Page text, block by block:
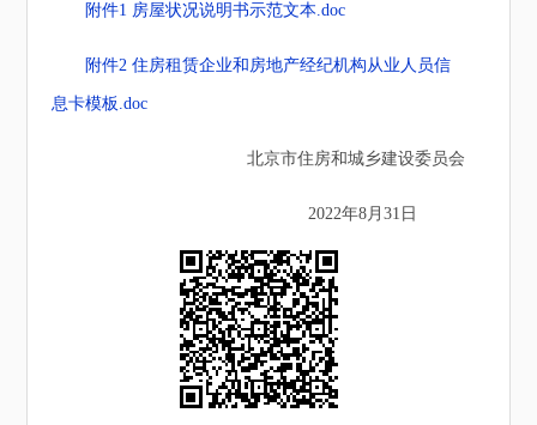
附件1 房屋状况说明书示范文本.doc
附件2 住房租赁企业和房地产经纪机构从业人员信
息卡模板.doc
北京市住房和城乡建设委员会
2022年8月31日